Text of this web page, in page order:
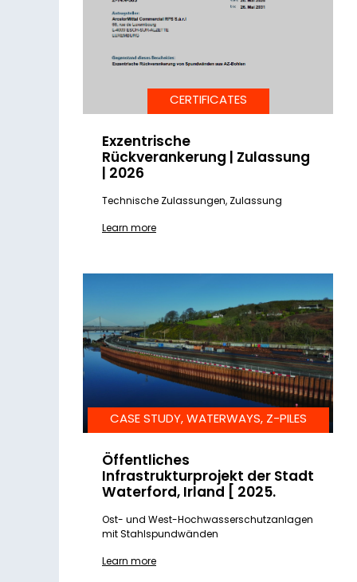
CERTIFICATES
Exzentrische
Rückverankerung | Zulassung
| 2026
Technische Zulassungen, Zulassung
Learn more
CASE STUDY, WATERWAYS, Z-PILES
Öffentliches
Infrastrukturprojekt der Stadt
Waterford, Irland [ 2025.
Ost- und West-Hochwasserschutzanlagen
mit Stahlspundwänden
Learn more